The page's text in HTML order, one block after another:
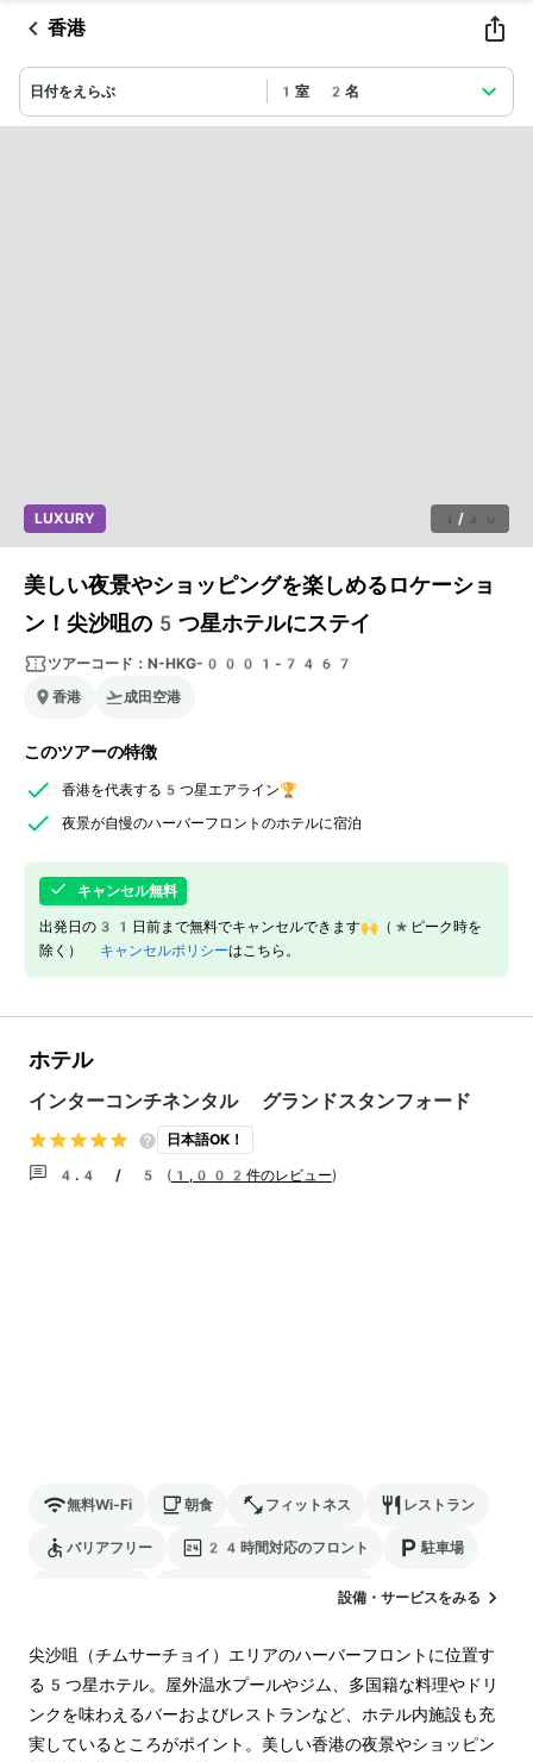
香港
日付をえらぶ 1室 2名
1 / 30
LUXURY
美しい夜景やショッピングを楽しめるロケーショ
ン！尖沙咀の5つ星ホテルにステイ
ツアーコード： N-HKG-0001-7467
香港
成田空港
このツアーの特徴
香港を代表する5つ星エアライン🏆
夜景が自慢のハーバーフロントのホテルに宿泊
キャンセル無料
出発日の31日前まで無料でキャンセルできます🙌（*ピーク時を
除く） キャンセルポリシーはこちら。
ホテル
インターコンチネンタル グランドスタンフォード
日本語OK！
4.4 / 5 ( 1,002件のレビュー)
無料Wi-Fi 朝食 フィットネス レストラン
バリアフリー 24時間対応のフロント 駐車場
電気自動車の充電スタンド設備・サービスをみる
尖沙咀（チムサーチョイ）エリアのハーバーフロントに位置す
る5つ星ホテル。屋外温水プールやジム、多国籍な料理やドリ
ンクを味わえるバーおよびレストランなど、ホテル内施設も充
実しているところがポイント。美しい香港の夜景やショッピン